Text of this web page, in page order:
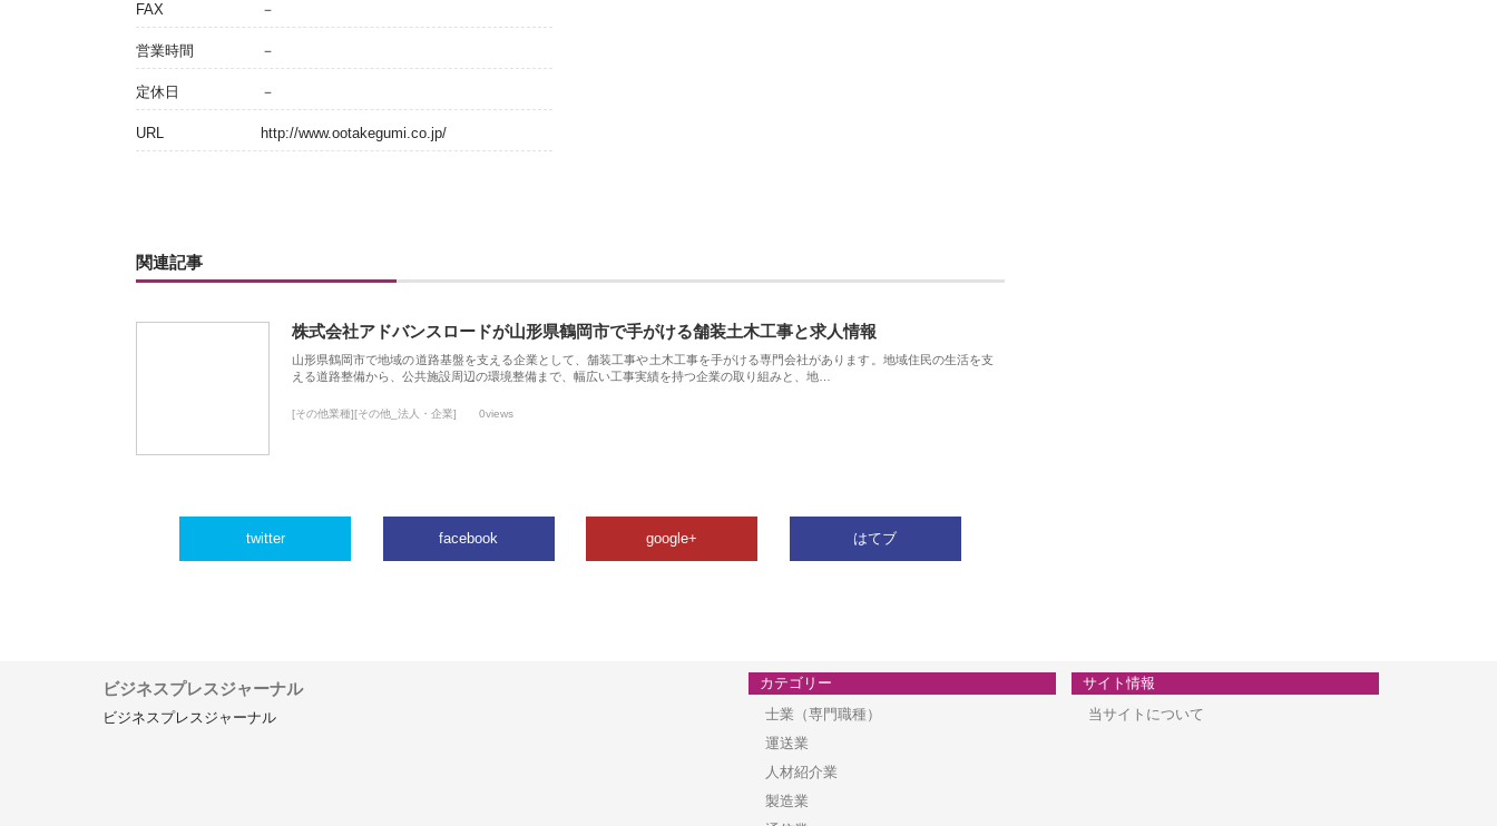
FAX －
営業時間 －
定休日 －
URL http://www.ootakegumi.co.jp/
関連記事
株式会社アドバンスロードが山形県鶴岡市で手がける舗装土木工事と求人情報
山形県鶴岡市で地域の道路基盤を支える企業として、舗装工事や土木工事を手がける専門会社があります。地域住民の生活を支
える道路整備から、公共施設周辺の環境整備まで、幅広い工事実績を持つ企業の取り組みと、地…
[その他業種][その他_法人・企業] 0views
twitter facebook google+ はてブ
ビジネスプレスジャーナル
ビジネスプレスジャーナル
カテゴリー
士業（専門職種）
運送業
人材紹介業
製造業
サイト情報
当サイトについて